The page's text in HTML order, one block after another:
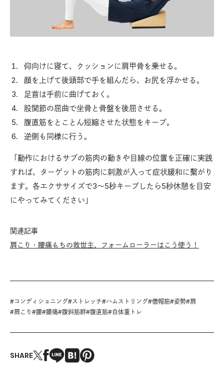
仰向けに寝て、クッションに肩甲骨を乗せる。
顔を上げて後頭部で手を組んだら、お尻を浮かせる。
足首は手前に曲げておく。
股関節の屈曲で坐骨と骨盤を後屈させる。
腹直筋をとことん短縮させた状態をキープ。
逆側も同様に行う。
「動作におけるサブの筋肉の動きや目線の位置を正確に実践
すれば、ターゲットの筋肉に刺激が入って症状緩和に繫がり
ます。各エクササイズで3〜5秒キープしたら5秒休憩を目安
にやってみてください」
関連記事
肩こり・腰痛もちの救世主、フォームローラーはこう使う！
#コンディショニング#ストレッチ#ハムストリング#僧帽筋#姿勢#肩
#肩こり #腰#腰痛#腹斜筋群#腹直筋#自体重トレ
SHARE